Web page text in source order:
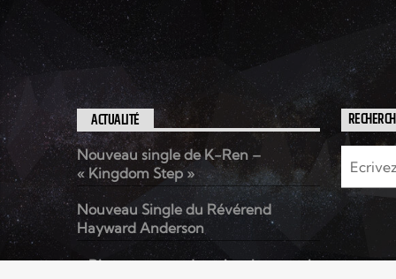
ACTUALITÉ
Nouveau single de K-Ren –
« Kingdom Step »
Nouveau Single du Révérend
Hayward Anderson
« Rien que pour demain » le nouvel